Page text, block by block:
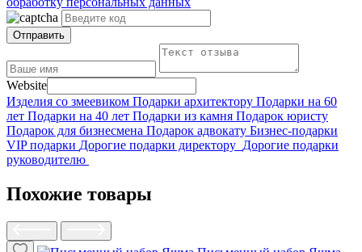
Отправить
Website
Изделия со змеевиком Подарки архитектору Подарки на 60
лет Подарки на 40 лет Подарки из камня Подарок юристу
Подарок для бизнесмена Подарок адвокату Бизнес-подарки
VIP подарки Дорогие подарки директору Дорогие подарки
руководителю
Похожие товары